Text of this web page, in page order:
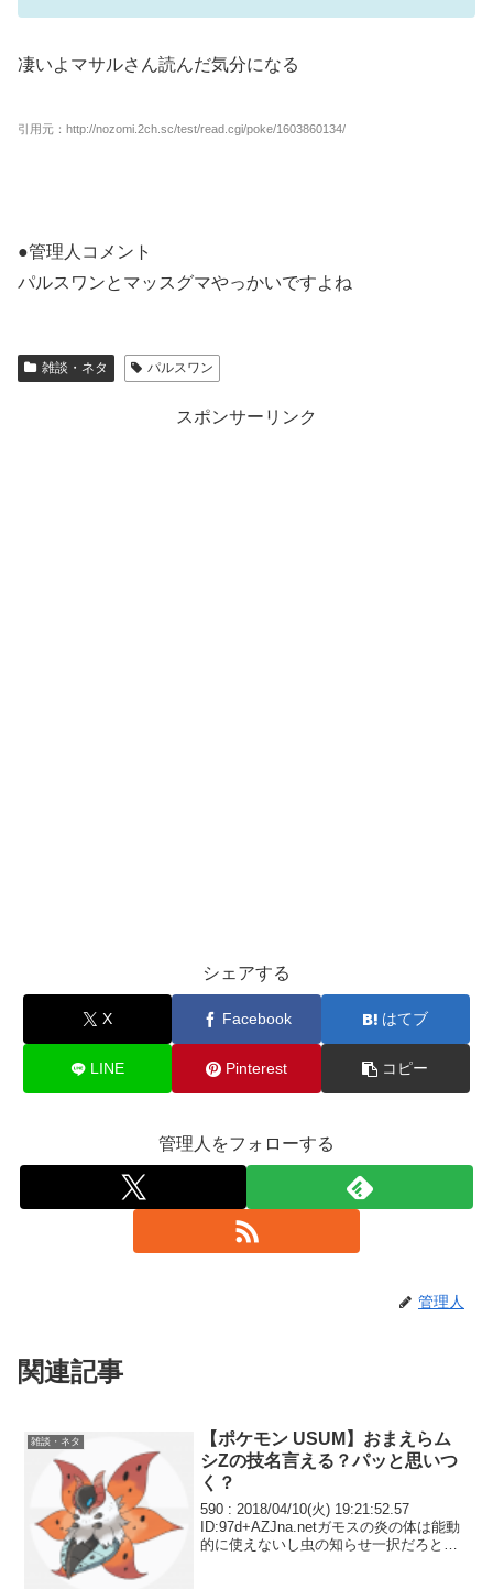
凄いよマサルさん読んだ気分になる
引用元：http://nozomi.2ch.sc/test/read.cgi/poke/1603860134/
●管理人コメント
パルスワンとマッスグマやっかいですよね
雑談・ネタ パルスワン
スポンサーリンク
シェアする
X Facebook はてブ
LINE Pinterest コピー
管理人をフォローする
管理人
関連記事
雑談・ネタ
【ポケモン USUM】おまえらム
シZの技名言える？パッと思いつ
く？
590 : 2018/04/10(火) 19:21:52.57
ID:97d+AZJna.netガモスの炎の体は能動
的に使えないし虫の知らせ一択だろとか